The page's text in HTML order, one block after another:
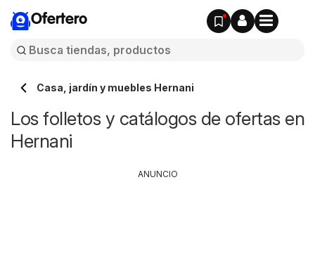
Ofertero
Casa, jardín y muebles Hernani
Los folletos y catálogos de ofertas en
Hernani
ANUNCIO